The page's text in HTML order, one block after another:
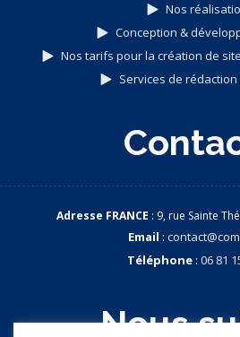
Nos
Conception &
Nos tarifs pour la création de
Services de rédaction
Adresse FRANCE : 9, rue Sainte
Email :
Téléphone : 06 81
Nous